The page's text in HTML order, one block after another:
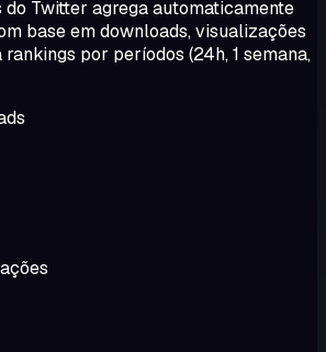
do Twitter agrega automaticamente
base em downloads, visualizações
por períodos (24h, 1 semana,